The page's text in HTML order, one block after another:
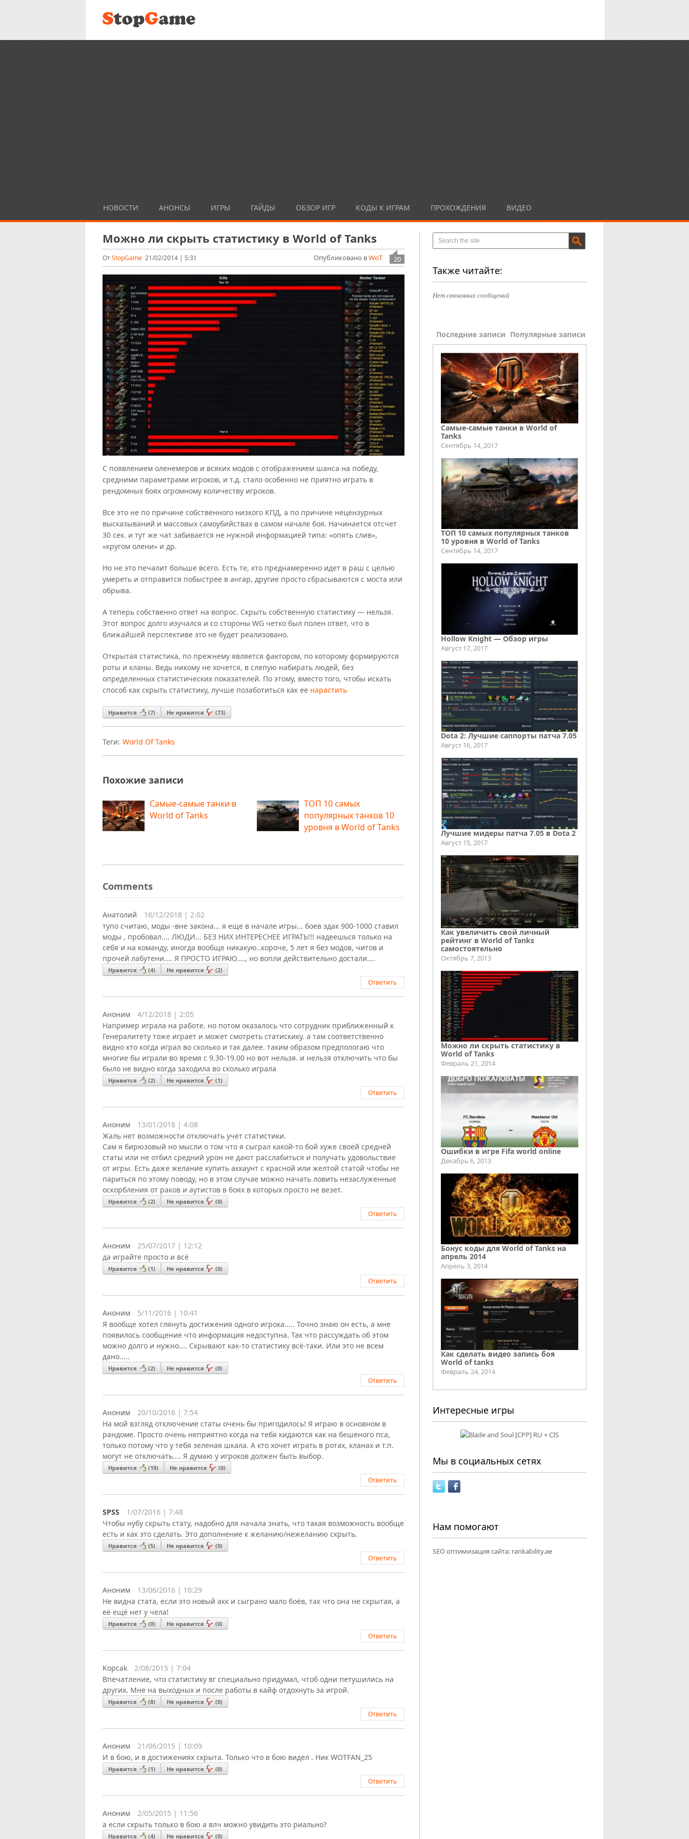
НОВОСТИ АНОНСЫ ИГРЫ ГАЙДЫ ОБЗОР ИГР КОДЫ К ИГРАМ ПРОХОЖДЕНИЯ ВИДЕО
Можно ли скрыть статистику в World of Tanks
ОтStopGame 21/02/2014 | 5:31 20
Опубликовано вWoT
С появлением оленемеров и всяких модов с отображением шанса на победу,
средними параметрами игроков, и т.д. стало особенно не приятно играть в
рендомных боях огромному количеству игроков.
Все это не по причине собственного низкого КПД, а по причине нецензурных
высказываний и массовых самоубийствах в самом начале боя. Начинается отсчет
30 сек. и тут же чат забивается не нужной информацией типа: «опять слив»,
«кругом олени» и др.
Но не это печалит больше всего. Есть те, кто преднамеренно идет в раш с целью
умереть и отправится побыстрее в ангар, другие просто сбрасываются с моста или
обрыва.
А теперь собственно ответ на вопрос. Скрыть собственную статистику — нельзя.
Этот вопрос долго изучался и со стороны WG четко был полен ответ, что в
ближайшей перспективе это не будет реализовано.
Открытая статистика, по прежнему является фактором, по которому формируются
роты и кланы. Ведь никому не хочется, в слепую набирать людей, без
определенных статистических показателей. По этому, вместо того, чтобы искать
способ как скрыть статистику, лучше позаботиться как ее нарастить
Нравится (7) Не нравится (73)
Теги: World Of Tanks
Похожие записи
Самые-самые танки в
World of Tanks
ТОП 10 самых
популярных танков 10
уровня в World of Tanks
Comments
Анатолий
16/12/2018 | 2:02
тупо считаю, моды -вне закона... я еще в начале игры... боев эдак 900-1000 ставил
моды , пробовал.... ЛЮДИ... БЕЗ НИХ ИНТЕРЕСНЕЕ ИГРАТЬ!!! надеешься только на
себя и на команду, иногда вообще никакую..короче, 5 лет я без модов, читов и
прочей лабутени.... Я ПРОСТО ИГРАЮ...., но вопли действительно достали....
Нравится (4) Не нравится (2)
Ответить
Аноним
4/12/2018 | 2:05
Например играла на работе. но потом оказалось что сотрудник приближенный к
Генералитету тоже играет и может смотреть статискику. а там соответственно
видно кто когда играл во сколько и так далее. таким образом предпологаю что
многие бы играли во время с 9.30-19.00 но вот нельзя. и нельзя отключить что бы
было не видно когда заходила во сколько играла
Нравится (2) Не нравится (1)
Ответить
Аноним
13/01/2018 | 4:08
Жаль нет возможности отключать учет статистики.
Сам я бирюзовый но мысли о том что я сыграл какой-то бой хуже своей средней
статы или не отбил средний урон не дают расслабиться и получать удовольствие
от игры. Есть даже желание купить аккаунт с красной или желтой статой чтобы не
париться по этому поводу, но в этом случае можно начать ловить незаслуженные
оскорбления от раков и аутистов в боях в которых просто не везет.
Нравится (2) Не нравится (0)
Ответить
Аноним
25/07/2017 | 12:12
да играйте просто и всё
Нравится (1) Не нравится (0)
Ответить
Аноним
5/11/2016 | 10:41
Я вообще хотел глянуть достижения одного игрока..... Точно знаю он есть, а мне
появилось сообщение что информация недоступна. Так что рассуждать об этом
можно долго и нужно.... Скрывают как-то статистику всё-таки. Или это не всем
дано.....
Нравится (2) Не нравится (0)
Ответить
Аноним
20/10/2016 | 7:54
На мой взгляд отключение статы очень бы пригодилось! Я играю в основном в
рандоме. Просто очень неприятно когда на тебя кидаются как на бешеного пса,
только потому что у тебя зеленая шкала. А кто хочет играть в ротах, кланах и т.п.
могут не отключать.... Я думаю у игроков должен быть выбор.
Нравится (19) Не нравится (0)
Ответить
SPSS
1/07/2016 | 7:48
Чтобы нубу скрыть стату, надобно для начала знать, что такая возможность вообще
есть и как это сделать. Это дополнение к желанию/нежеланию скрыть.
Нравится (5) Не нравится (0)
Ответить
Аноним
13/06/2016 | 10:29
Не видна стата, если это новый акк и сыграно мало боёв, так что она не скрытая, а
её ещё нет у чела!
Нравится (0) Не нравится (0)
Ответить
Kopcak
2/08/2015 | 7:04
Впечатление, что статистику вг специально придумал, чтоб одни петушились на
других. Мне на выходных и после работы в кайф отдохнуть за игрой.
Нравится (8) Не нравится (0)
Ответить
Аноним
21/06/2015 | 10:09
И в бою, и в достижениях скрыта. Только что в бою видел . Ник WOTFAN_25
Нравится (1) Не нравится (0)
Ответить
Аноним
2/05/2015 | 11:56
а если скрыть только в бою а влч можно увидить это риально?
Нравится (4) Не нравится (0)
Также читайте:
Нет связанных сообщений
Последние записи Популярные записи
Самые-самые танки в World of
Tanks
Сентябрь 14, 2017
ТОП 10 самых популярных танков
10 уровня в World of Tanks
Сентябрь 14, 2017
Hollow Knight — Обзор игры
Август 17, 2017
Dota 2: Лучшие саппорты патча 7.05
Август 16, 2017
Лучшие мидеры патча 7.05 в Dota 2
Август 15, 2017
Как увеличить свой личный
рейтинг в World of Tanks
самостоятельно
Октябрь 7, 2013
Можно ли скрыть статистику в
World of Tanks
Февраль 21, 2014
Ошибки в игре Fifa world online
Декабрь 6, 2013
Бонус коды для World of Tanks на
апрель 2014
Апрель 3, 2014
Как сделать видео запись боя
World of tanks
Февраль 24, 2014
Интересные игры
Мы в социальных сетях
Нам помогают
SEO оптимизация сайта: rankability.ae